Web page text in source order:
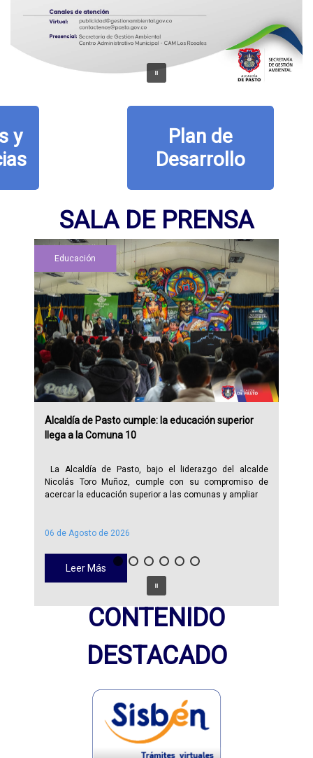
Plan de
Desarrollo
SALA DE PRENSA
06 de Agosto de 2026
Leer Más
Educación
Alcaldía de Pasto cumple: la educación superior
llega a la Comuna 10
La Alcaldía de Pasto, bajo el liderazgo del alcalde
Nicolás Toro Muñoz, cumple con su compromiso de
acercar la educación superior a las comunas y ampliar
CONTENIDO
DESTACADO